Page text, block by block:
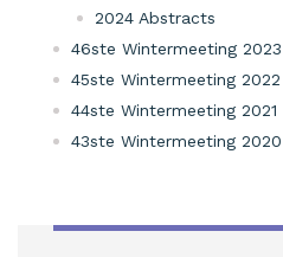
2024 Abstracts
46ste Wintermeeting 2023
45ste Wintermeeting 2022
44ste Wintermeeting 2021
43ste Wintermeeting 2020